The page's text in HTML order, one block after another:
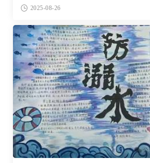
2025-08-26